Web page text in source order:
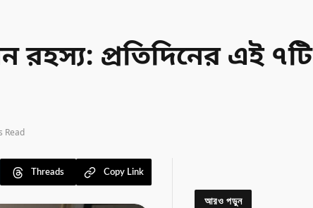
প্রতিদিনের এই ৭টি
Read
Threads Copy Link
আরও পড়ুন